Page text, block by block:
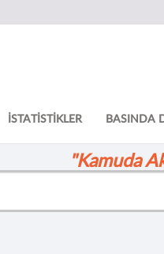
İSTATİSTİKLER BASINDA
"Kamuda